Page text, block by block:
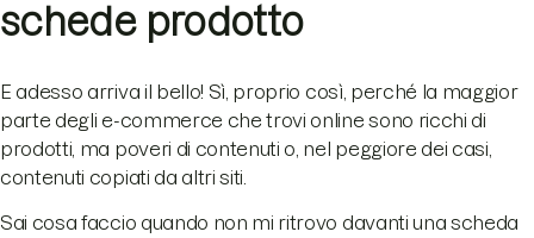
schede prodotto
E adesso arriva il bello! Sì, proprio così, perché la maggior
parte degli e-commerce che trovi online sono ricchi di
prodotti, ma poveri di contenuti o, nel peggiore dei casi,
contenuti copiati da altri siti.
Sai cosa faccio quando non mi ritrovo davanti una scheda